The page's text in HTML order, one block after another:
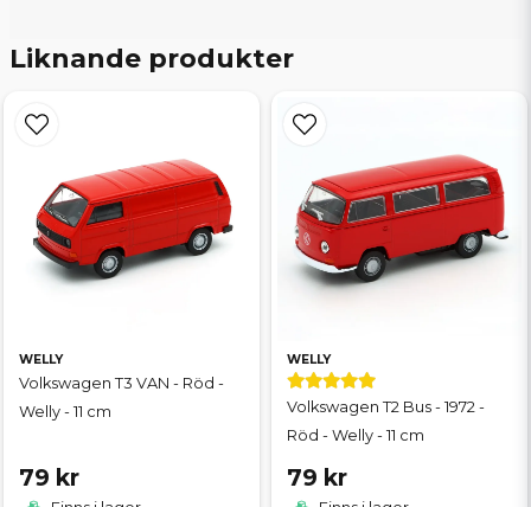
Liknande produkter
WELLY
Volkswagen T3 VAN - Röd -
Welly - 11 cm
79 kr
WELLY
Volkswagen T2 Bus - 1972 -
Röd - Welly - 11 cm
79 kr